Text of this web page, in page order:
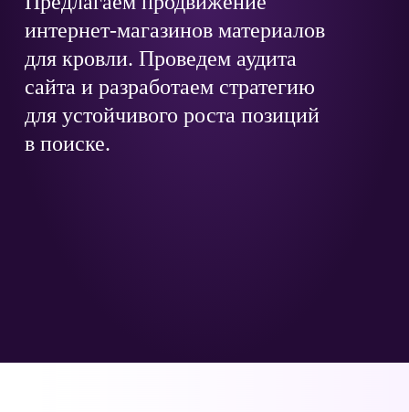
интернет-магазинов материалов
для кровли. Проведем аудита
сайта и разработаем стратегию
для устойчивого роста позиций
в поиске.